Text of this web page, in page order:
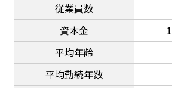
従業員数
資本金
平均年齢
平均勤続年数